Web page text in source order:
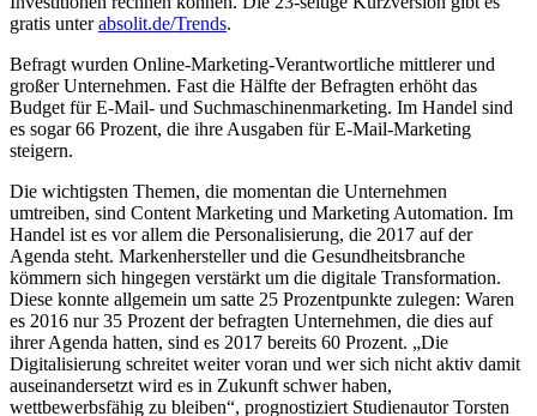
gratis unterabsolit.de/Trends.
Befragt wurden Online-Marketing-Verantwortliche mittlerer und
großer Unternehmen. Fast die Hälfte der Befragten erhöht das
Budget für E-Mail- und Suchmaschinenmarketing. Im Handel sind
es sogar 66 Prozent, die ihre Ausgaben für E-Mail-Marketing
steigern.
Die wichtigsten Themen, die momentan die Unternehmen
umtreiben, sind Content Marketing und Marketing Automation. Im
Handel ist es vor allem die Personalisierung, die 2017 auf der
Agenda steht. Markenhersteller und die Gesundheitsbranche
kömmern sich hingegen verstärkt um die digitale Transformation.
Diese konnte allgemein um satte 25 Prozentpunkte zulegen: Waren
es 2016 nur 35 Prozent der befragten Unternehmen, die dies auf
ihrer Agenda hatten, sind es 2017 bereits 60 Prozent. „Die
Digitalisierung schreitet weiter voran und wer sich nicht aktiv damit
auseinandersetzt wird es in Zukunft schwer haben,
wettbewerbsfähig zu bleiben“, prognostiziert Studienautor Torsten